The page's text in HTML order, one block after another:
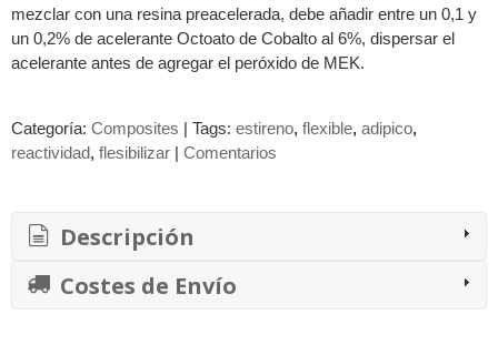
mezclar con una resina preacelerada, debe añadir entre un 0,1 y
un 0,2% de acelerante Octoato de Cobalto al 6%, dispersar el
acelerante antes de agregar el peróxido de MEK.
Categoría: Composites | Tags: estireno flexible adipico
reactividad flesibilizar | Comentarios
Descripción
Costes de Envío